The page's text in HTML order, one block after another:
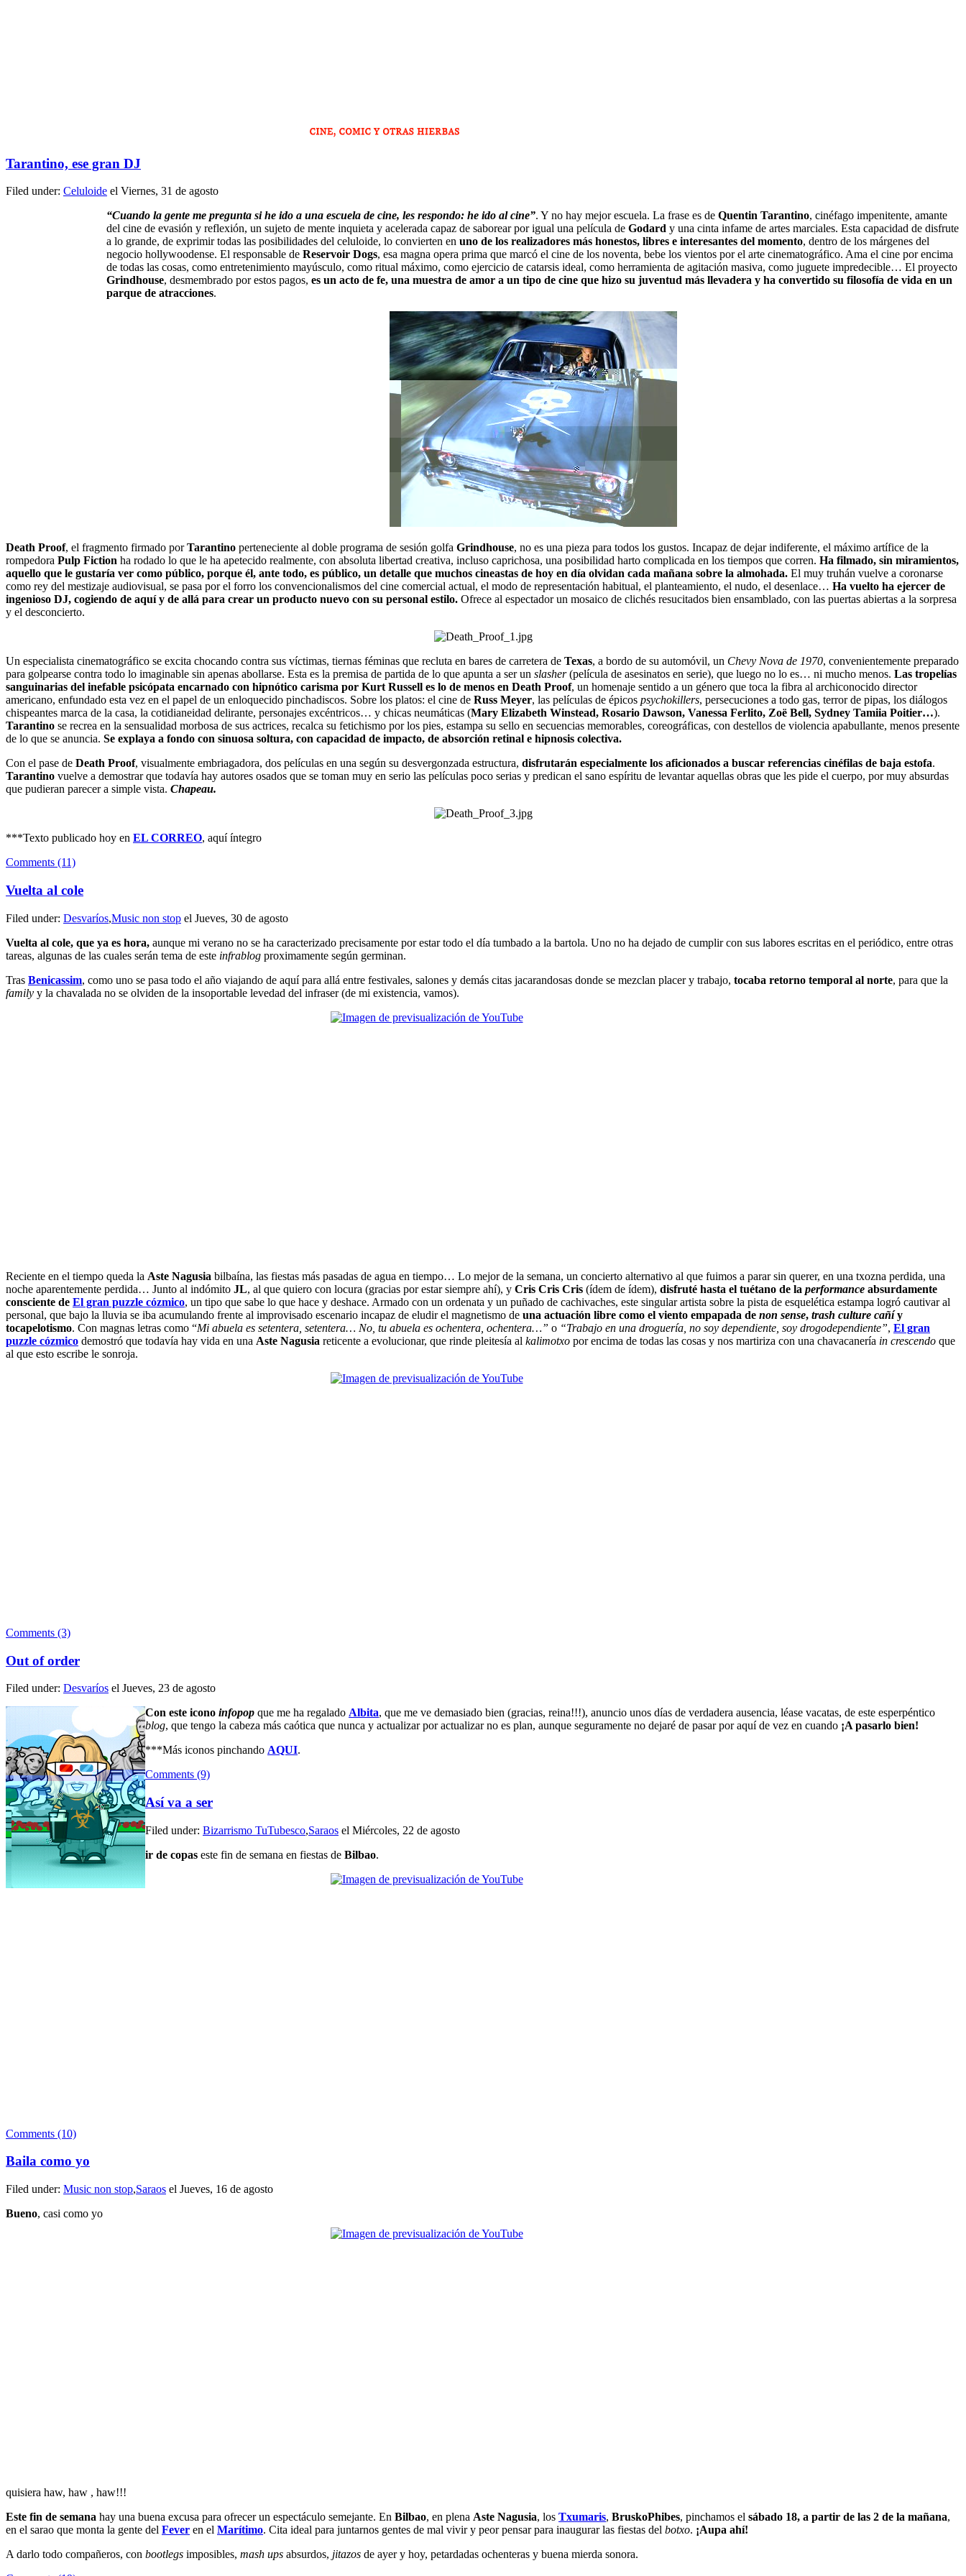
Tarantino, ese gran DJ
Filed under: Celuloide el Viernes, 31 de agosto
“Cuando la gente me pregunta si he ido a una escuela de cine, les respondo: he ido al cine”. Y no hay mejor escuela. La frase es de Quentin Tarantino, cinéfago impenitente, amante
del cine de evasión y reflexión, un sujeto de mente inquieta y acelerada capaz de saborear por igual una película de Godard y una cinta infame de artes marciales. Esta capacidad de disfrute
a lo grande, de exprimir todas las posibilidades del celuloide, lo convierten en uno de los realizadores más honestos, libres e interesantes del momento, dentro de los márgenes del
negocio hollywoodense. El responsable de Reservoir Dogs, esa magna opera prima que marcó el cine de los noventa, bebe los vientos por el arte cinematográfico. Ama el cine por encima
de todas las cosas, como entretenimiento mayúsculo, como ritual máximo, como ejercicio de catarsis ideal, como herramienta de agitación masiva, como juguete impredecible… El proyecto
Grindhouse, desmembrado por estos pagos, es un acto de fe, una muestra de amor a un tipo de cine que hizo su juventud más llevadera y ha convertido su filosofía de vida en un
parque de atracciones.
Death Proof, el fragmento firmado porTarantino perteneciente al doble programa de sesión golfa Grindhouse, no es una pieza para todos los gustos. Incapaz de dejar indiferente, el máximo artífice de la
rompedora Pulp Fiction ha rodado lo que le ha apetecido realmente, con absoluta libertad creativa, incluso caprichosa, una posibilidad harto complicada en los tiempos que corren. Ha filmado, sin miramientos,
aquello que le gustaría ver como público, porque él, ante todo, es público, un detalle que muchos cineastas de hoy en día olvidan cada mañana sobre la almohada. El muy truhán vuelve a coronarse
como rey del mestizaje audiovisual, se pasa por el forro los convencionalismos del cine comercial actual, el modo de representación habitual, el planteamiento, el nudo, el desenlace… Ha vuelto ha ejercer de
ingenioso DJ, cogiendo de aquí y de allá para crear un producto nuevo con su personal estilo. Ofrece al espectador un mosaico de clichés resucitados bien ensamblado, con las puertas abiertas a la sorpresa
y el desconcierto.
Un especialista cinematográfico se excita chocando contra sus víctimas, tiernas féminas que recluta en bares de carretera de Texas, a bordo de su automóvil, un Chevy Nova de 1970, convenientemente preparado
para golpearse contra todo lo imaginable sin apenas abollarse. Esta es la premisa de partida de lo que apunta a ser un slasher(película de asesinatos en serie), que luego no lo es… ni mucho menos. Las tropelías
sanguinarias del inefable psicópata encarnado con hipnótico carisma por Kurt Russell es lo de menos en Death Proof, un homenaje sentido a un género que toca la fibra al archiconocido director
americano, enfundado esta vez en el papel de un enloquecido pinchadiscos. Sobre los platos: el cine de Russ Meyer, las películas de épicos psychokillers, persecuciones a todo gas, terror de pipas, los diálogos
chispeantes marca de la casa, la cotidianeidad delirante, personajes excéntricos… y chicas neumáticas (Mary Elizabeth Winstead, Rosario Dawson, Vanessa Ferlito, Zoë Bell, Sydney Tamiia Poitier…).
Tarantino se recrea en la sensualidad morbosa de sus actrices, recalca su fetichismo por los pies, estampa su sello en secuencias memorables, coreográficas, con destellos de violencia apabullante, menos presente
de lo que se anuncia. Se explaya a fondo con sinuosa soltura, con capacidad de impacto, de absorción retinal e hipnosis colectiva.
Con el pase de Death Proof, visualmente embriagadora, dos películas en una según su desvergonzada estructura, disfrutarán especialmente los aficionados a buscar referencias cinéfilas de baja estofa.
Tarantino vuelve a demostrar que todavía hay autores osados que se toman muy en serio las películas poco serias y predican el sano espíritu de levantar aquellas obras que les pide el cuerpo, por muy absurdas
que pudieran parecer a simple vista. Chapeau.
***Texto publicado hoy en EL CORREO, aquí íntegro
Comments (11)
Vuelta al cole
Filed under: Desvaríos,Music non stop el Jueves, 30 de agosto
Vuelta al cole, que ya es hora, aunque mi verano no se ha caracterizado precisamente por estar todo el día tumbado a la bartola. Uno no ha dejado de cumplir con sus labores escritas en el periódico, entre otras
tareas, algunas de las cuales serán tema de este infrablog proximamente según germinan.
Tras Benicassim, como uno se pasa todo el año viajando de aquí para allá entre festivales, salones y demás citas jacarandosas donde se mezclan placer y trabajo, tocaba retorno temporal al norte, para que la
family y la chavalada no se olviden de la insoportable levedad del infraser (de mi existencia, vamos).
Reciente en el tiempo queda la Aste Nagusia bilbaína, las fiestas más pasadas de agua en tiempo… Lo mejor de la semana, un concierto alternativo al que fuimos a parar sin querer, en una txozna perdida, una
noche aparentemente perdida… Junto al indómito JL, al que quiero con locura (gracias por estar siempre ahí), y Cris Cris Cris (ídem de ídem), disfruté hasta el tuétano de la performance absurdamente
consciente de El gran puzzle cózmico, un tipo que sabe lo que hace y deshace. Armado con un ordenata y un puñado de cachivaches, este singular artista sobre la pista de esquelética estampa logró cautivar al
personal, que bajo la lluvia se iba acumulando frente al improvisado escenario incapaz de eludir el magnetismo de una actuación libre como el viento empapada de non sense, trash culture cañíy
tocapelotismo. Con magnas letras como “Mi abuela es setentera, setentera… No, tu abuela es ochentera, ochentera…” o “Trabajo en una droguería, no soy dependiente, soy drogodependiente”, El gran
puzzle cózmico demostró que todavía hay vida en una Aste Nagusia reticente a evolucionar, que rinde pleitesía al kalimotxo por encima de todas las cosas y nos martiriza con una chavacanería in crescendo que
al que esto escribe le sonroja.
Comments (3)
Out of order
Filed under: Desvaríos el Jueves, 23 de agosto
Con este icono infopop que me ha regalado Albita, que me ve demasiado bien (gracias, reina!!!), anuncio unos días de verdadera ausencia, léase vacatas, de este esperpéntico
blog, que tengo la cabeza más caótica que nunca y actualizar por actualizar no es plan, aunque seguramente no dejaré de pasar por aquí de vez en cuando ¡A pasarlo bien!
***Más iconos pinchando AQUI.
Comments (9)
Así va a ser
Filed under: Bizarrismo TuTubesco,Saraos el Miércoles, 22 de agosto
ir de copas este fin de semana en fiestas de Bilbao.
Comments (10)
Baila como yo
Filed under: Music non stop,Saraos el Jueves, 16 de agosto
Bueno, casi como yo
quisiera haw, haw , haw!!!
Este fin de semana hay una buena excusa para ofrecer un espectáculo semejante. En Bilbao, en plena Aste Nagusia, los Txumaris, BruskoPhibes, pinchamos el sábado 18, a partir de las 2 de la mañana,
en el sarao que monta la gente del Fever en el Marítimo. Cita ideal para juntarnos gentes de mal vivir y peor pensar para inaugurar las fiestas del botxo. ¡Aupa ahí!
A darlo todo compañeros, con bootlegs imposibles, mash ups absurdos, jitazos de ayer y hoy, petardadas ochenteras y buena mierda sonora.